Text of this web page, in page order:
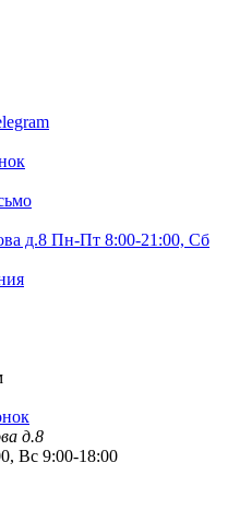
д.8 Пн-Пт 8:00-21:00, Сб
д.8
Вс 9:00-18:00